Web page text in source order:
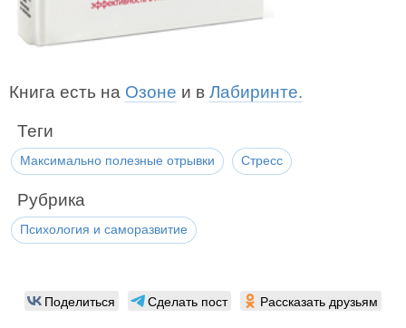
Книга есть на Озоне и в Лабиринте.
Теги
Максимально полезные отрывки Стресс
Рубрика
Психология и саморазвитие
Поделиться Сделать пост Рассказать друзьям